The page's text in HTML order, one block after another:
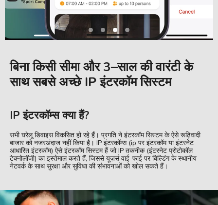
बिना किसी सीमा और 3–साल की वारंटी के
साथ सबसे अच्छे IP इंटरकॉम सिस्टम
IP इंटरकॉम्स क्या हैं?
सभी घरेलू डिवाइस विकसित हो रहे हैं। प्रगति ने इंटरकॉम सिस्टम के ऐसे रूढ़िवादी
बाजार को नजरअंदाज नहीं किया है। IP इंटरकॉम्स (ip पर इंटरकॉम या इंटरनेट
आधारित इंटरकॉम) ऐसे इंटरकॉम सिस्टम हैं जो IP तकनीक (इंटरनेट प्रोटोकॉल
टेक्नोलॉजी) का इस्तेमाल करते हैं, जिससे यूज़र्स वाई-फाई पर बिल्डिंग के स्थानीय
नेटवर्क के साथ सुरक्षा और सुविधा की संभावनाओं को खोल सकते हैं।